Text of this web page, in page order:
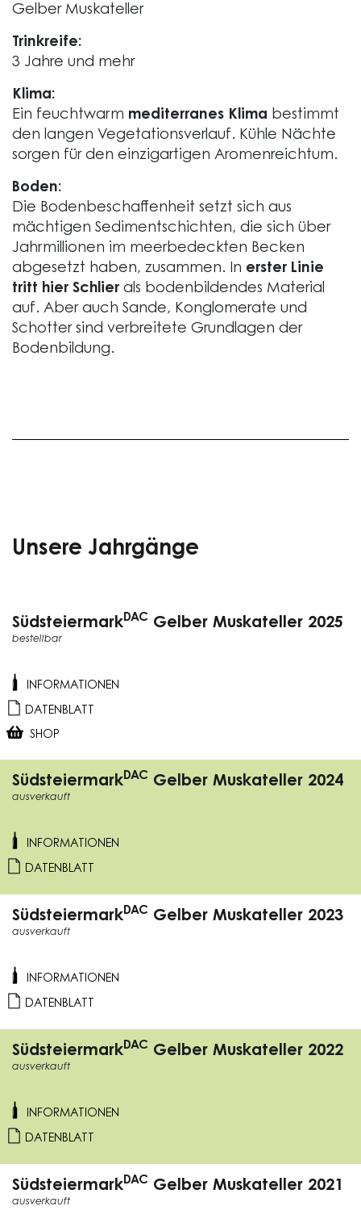
Gelber Muskateller
Trinkreife:
3 Jahre und mehr
Klima:
Ein feuchtwarm mediterranes Klima bestimmt
den langen Vegetationsverlauf. Kühle Nächte
sorgen für den einzigartigen Aromenreichtum.
Boden:
Die Bodenbeschaffenheit setzt sich aus
mächtigen Sedimentschichten, die sich über
Jahrmillionen im meerbedeckten Becken
abgesetzt haben, zusammen. In erster Linie
tritt hier Schlier als bodenbildendes Material
auf. Aber auch Sande, Konglomerate und
Schotter sind verbreitete Grundlagen der
Bodenbildung.
Unsere Jahrgänge
SüdsteiermarkDAC Gelber Muskateller 2025
bestellbar
INFORMATIONEN
DATENBLATT
SHOP
SüdsteiermarkDAC Gelber Muskateller 2024
ausverkauft
INFORMATIONEN
DATENBLATT
SüdsteiermarkDAC Gelber Muskateller 2023
ausverkauft
INFORMATIONEN
DATENBLATT
SüdsteiermarkDAC Gelber Muskateller 2022
ausverkauft
INFORMATIONEN
DATENBLATT
SüdsteiermarkDAC Gelber Muskateller 2021
ausverkauft